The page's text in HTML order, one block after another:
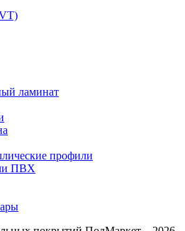
ламинат
профили
ПВХ